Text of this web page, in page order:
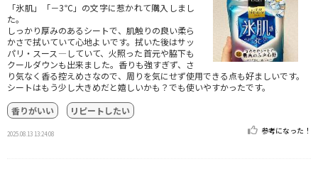
「氷肌」「－3℃」の文字に惹かれて購入しまし
た。
しっかり厚みのあるシートで、肌触りの良い柔ら
かさで拭いていて心地よいです。拭いた後はサッ
パリ・スース―していて、火照った首元や脇下も
クールダウンも出来ました。香りも強すぎず、さ
り気なく香る控えめさなので、周りを気にせず使用できる点も好ましいです。
シートはもう少し大きめだと嬉しいかも？でも使いやすかったです。
香りがいい
リピートしたい
2025.08.13 13:24:08 参考になった！